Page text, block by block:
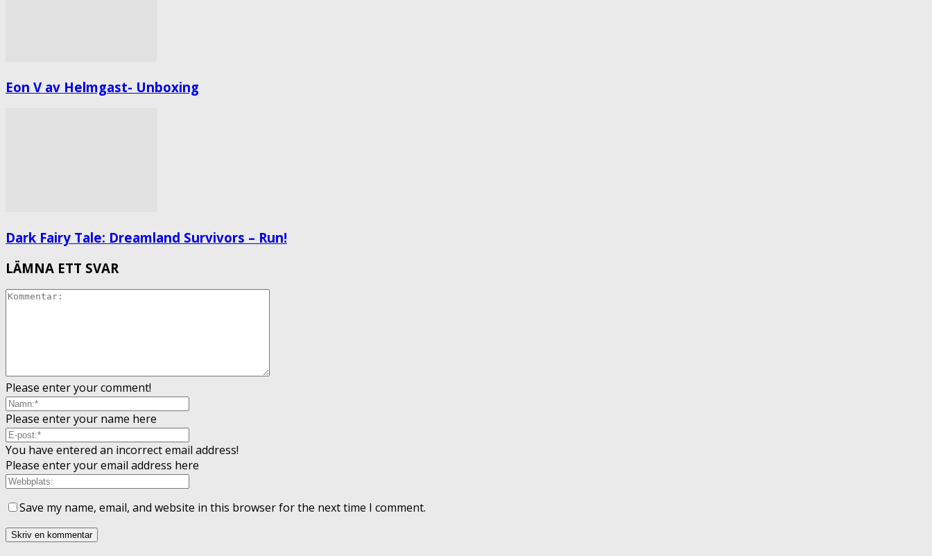
Eon V av Helmgast- Unboxing
Dark Fairy Tale: Dreamland Survivors – Run!
LÄMNA ETT SVAR
Please enter your comment!
Please enter your name here
You have entered an incorrect email address!
Please enter your email address here
Save my name, email, and website in this browser for the next time I comment.